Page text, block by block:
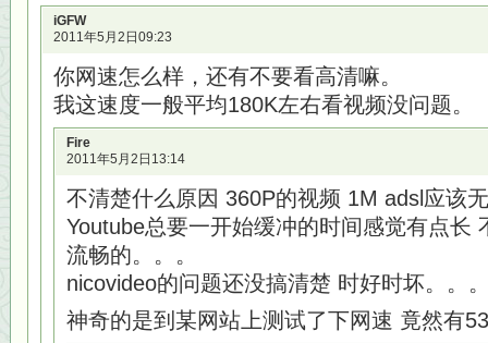
iGFW
2011年5月2日09:23
你网速怎么样，还有不要看高清嘛。
我这速度一般平均180K左右看视频没问题。
Fire
2011年5月2日13:14
不清楚什么原因 360P的视频 1M adsl应该
Youtube总要一开始缓冲的时间感觉有点长
流畅的。。。
nicovideo的问题还没搞清楚 时好时坏。。
神奇的是到某网站上测试了下网速 竟然有